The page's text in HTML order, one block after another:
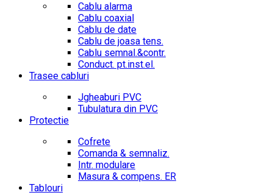
Cablu alarma
Cablu coaxial
Cablu de date
Cablu de joasa tens.
Cablu semnal.&contr.
Conduct. pt.inst.el.
Trasee cabluri
Jgheaburi PVC
Tubulatura din PVC
Protectie
Cofrete
Comanda & semnaliz.
Intr. modulare
Masura & compens. ER
Tablouri